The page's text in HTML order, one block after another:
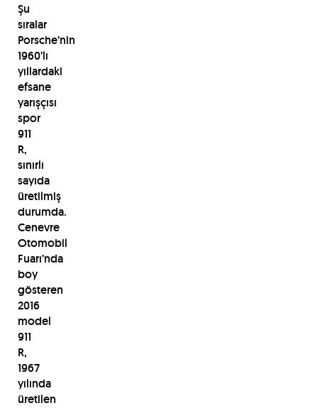
Şu
sıralar
Porsche’nin
1960’lı
yıllardaki
efsane
yarışçısı
spor
911
R,
sınırlı
sayıda
üretilmiş
durumda.
Cenevre
Otomobil
Fuarı’nda
boy
gösteren
2016
model
911
R,
1967
yılında
üretilen